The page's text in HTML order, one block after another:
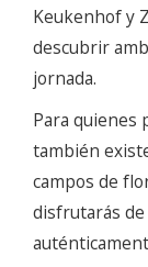
Keukenhof y
descubrir
jornada.
Para quienes
también
campos de
disfrutarás